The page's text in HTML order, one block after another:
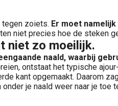
tegen zoiets. Er moet
niet precies hoe de steken
niet zo moeilijk.
naald, waarbij
ontstaat het typische
kant opgemaakt. Daarom
je naald weer naar je toe